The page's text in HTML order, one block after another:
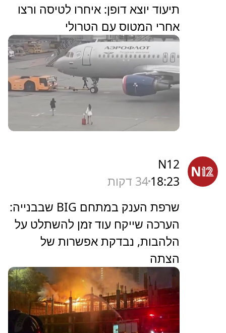
תיעוד יוצא דופן: איחרו לטיסה ורצו
אחרי המטוס עם הטרולי
N12
18:2334 דקות
שרפת הענק במתחם BIG שבבנייה:
הערכה שייקח עוד זמן להשתלט על
הלהבות, נבדקת אפשרות של
הצתה